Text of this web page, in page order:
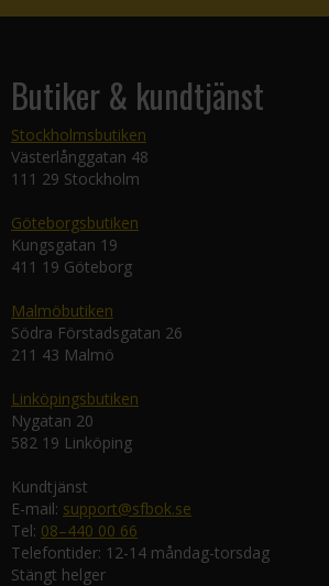
Butiker & kundtjänst
Stockholmsbutiken
Västerlånggatan 48
111 29 Stockholm
Göteborgsbutiken
Kungsgatan 19
411 19 Göteborg
Malmöbutiken
Södra Förstadsgatan 26
211 43 Malmö
Linköpingsbutiken
Nygatan 20
582 19 Linköping
Kundtjänst
E-mail: support@sfbok.se
Tel: 08–440 00 66
Telefontider: 12-14 måndag-torsdag
Stängt helger